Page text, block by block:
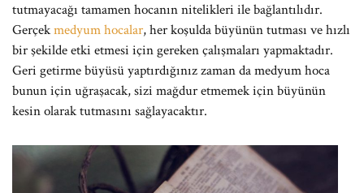
tutmayacağı tamamen hocanın nitelikleri ile bağlantılıdır.
Gerçekmedyum hocalar, her koşulda büyünün tutması ve hızlı
bir şekilde etki etmesi için gereken çalışmaları yapmaktadır.
Geri getirme büyüsü yaptırdığınız zaman da medyum hoca
bunun için uğraşacak, sizi mağdur etmemek için büyünün
kesin olarak tutmasını sağlayacaktır.